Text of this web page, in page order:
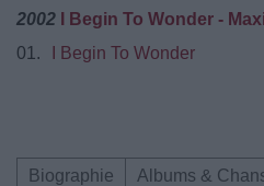
2002
I Begin To Wonder -
01.
I Begin To Wonder
Biographie
Albums &